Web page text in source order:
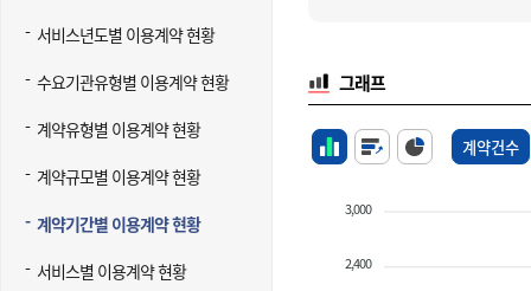
서비스년도별 이용계약 현황
수요기관유형별 이용계약 현황
계약유형별 이용계약 현황
계약규모별 이용계약 현황
계약기간별 이용계약 현황
서비스별 이용계약 현황
그래프
계약건수
3,000
2,400